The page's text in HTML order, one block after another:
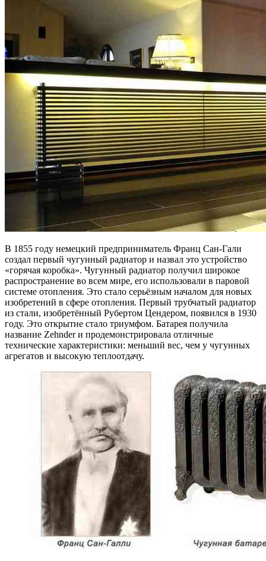
В 1855 году немецкий предприниматель Франц Сан-Гали
создал первый чугунный радиатор и назвал это устройство
«горячая коробка». Чугунный радиатор получил широкое
распространение во всем мире, его использовали в паровой
системе отопления. Это стало серьёзным началом для новых
изобретений в сфере отопления. Первый трубчатый радиатор
из стали, изобретённый Рубертом Цендером, появился в 1930
году. Это открытие стало триумфом. Батарея получила
название Zehnder и продемонстрировала отличные
технические характеристики: меньший вес, чем у чугунных
агрегатов и высокую теплоотдачу.